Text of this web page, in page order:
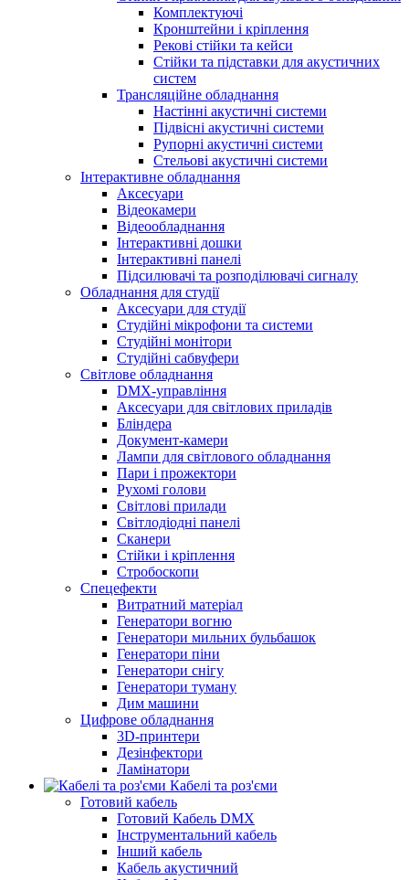
Комплектуючі
Кронштейни і кріплення
Рекові стійки та кейси
Стійки та підставки для акустичних
систем
Трансляційне обладнання
Настінні акустичні системи
Підвісні акустичні системи
Рупорні акустичні системи
Стельові акустичні системи
Інтерактивне обладнання
Аксесуари
Відеокамери
Відеообладнання
Інтерактивні дошки
Інтерактивні панелі
Підсилювачі та розподілювачі сигналу
Обладнання для студії
Аксесуари для студії
Студійні мікрофони та системи
Студійні монітори
Студійні сабвуфери
Світлове обладнання
DMX-управління
Аксесуари для світлових приладів
Бліндера
Документ-камери
Лампи для світлового обладнання
Пари і прожектори
Рухомі голови
Світлові прилади
Світлодіодні панелі
Сканери
Стійки і кріплення
Стробоскопи
Спецефекти
Витратний матеріал
Генератори вогню
Генератори мильних бульбашок
Генератори піни
Генератори снігу
Генератори туману
Дим машини
Цифрове обладнання
3D-принтери
Дезінфектори
Ламінатори
Кабелі та роз'єми
Готовий кабель
Готовий Кабель DMX
Інструментальний кабель
Інший кабель
Кабель акустичний